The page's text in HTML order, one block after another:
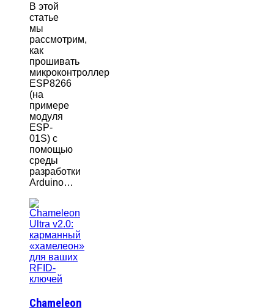
В этой
статье
мы
рассмотрим,
как
прошивать
микроконтроллер
ESP8266
(на
примере
модуля
ESP-
01S) с
помощью
среды
разработки
Arduino…
Chameleon